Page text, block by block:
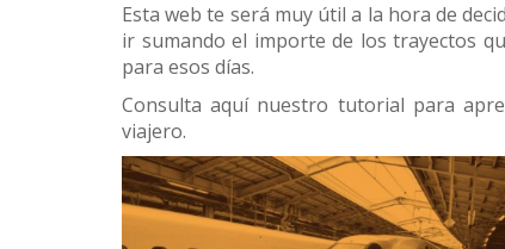
Esta web te será muy útil a la hora de
ir sumando el importe de los trayectos
para esos días.
Consulta aquí nuestro tutorial para
viajero.